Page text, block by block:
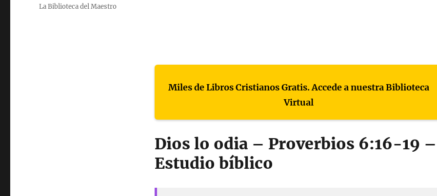
La Biblioteca del Maestro
Miles de Libros Cristianos Gratis. Accede a nuestra Biblioteca
Virtual
Dios lo odia – Proverbios 6:16-19 –
Estudio bíblico